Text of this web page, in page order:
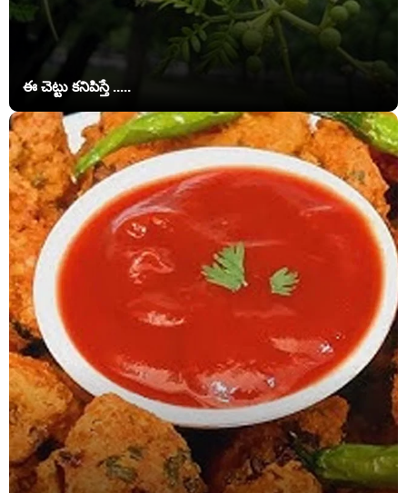
ఈ చెట్టు కనిపిస్తే .....